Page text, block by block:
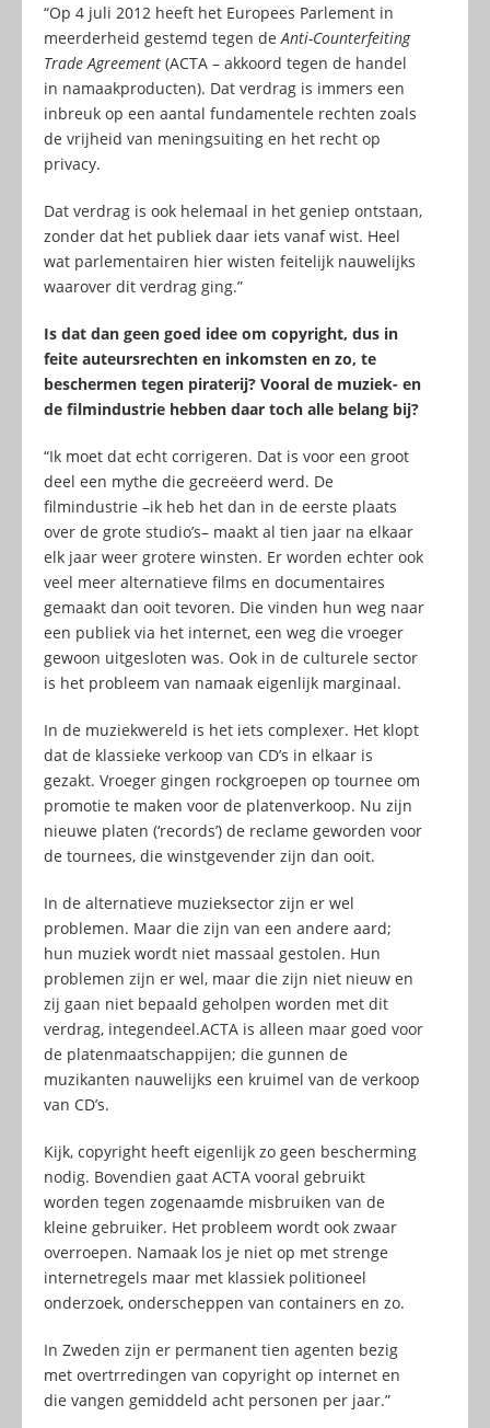
“Op 4 juli 2012 heeft het Europees Parlement in
meerderheid gestemd tegen de Anti-Counterfeiting
Trade Agreement (ACTA – akkoord tegen de handel
in namaakproducten). Dat verdrag is immers een
inbreuk op een aantal fundamentele rechten zoals
de vrijheid van meningsuiting en het recht op
privacy.
Dat verdrag is ook helemaal in het geniep ontstaan,
zonder dat het publiek daar iets vanaf wist. Heel
wat parlementairen hier wisten feitelijk nauwelijks
waarover dit verdrag ging.”
Is dat dan geen goed idee om copyright, dus in
feite auteursrechten en inkomsten en zo, te
beschermen tegen piraterij? Vooral de muziek- en
de filmindustrie hebben daar toch alle belang bij?
“Ik moet dat echt corrigeren. Dat is voor een groot
deel een mythe die gecreëerd werd. De
filmindustrie –ik heb het dan in de eerste plaats
over de grote studio’s– maakt al tien jaar na elkaar
elk jaar weer grotere winsten. Er worden echter ook
veel meer alternatieve films en documentaires
gemaakt dan ooit tevoren. Die vinden hun weg naar
een publiek via het internet, een weg die vroeger
gewoon uitgesloten was. Ook in de culturele sector
is het probleem van namaak eigenlijk marginaal.
In de muziekwereld is het iets complexer. Het klopt
dat de klassieke verkoop van CD’s in elkaar is
gezakt. Vroeger gingen rockgroepen op tournee om
promotie te maken voor de platenverkoop. Nu zijn
nieuwe platen (‘records’) de reclame geworden voor
de tournees, die winstgevender zijn dan ooit.
In de alternatieve muzieksector zijn er wel
problemen. Maar die zijn van een andere aard;
hun muziek wordt niet massaal gestolen. Hun
problemen zijn er wel, maar die zijn niet nieuw en
zij gaan niet bepaald geholpen worden met dit
verdrag, integendeel.ACTA is alleen maar goed voor
de platenmaatschappijen; die gunnen de
muzikanten nauwelijks een kruimel van de verkoop
van CD’s.
Kijk, copyright heeft eigenlijk zo geen bescherming
nodig. Bovendien gaat ACTA vooral gebruikt
worden tegen zogenaamde misbruiken van de
kleine gebruiker. Het probleem wordt ook zwaar
overroepen. Namaak los je niet op met strenge
internetregels maar met klassiek politioneel
onderzoek, onderscheppen van containers en zo.
In Zweden zijn er permanent tien agenten bezig
met overtrredingen van copyright op internet en
die vangen gemiddeld acht personen per jaar.”